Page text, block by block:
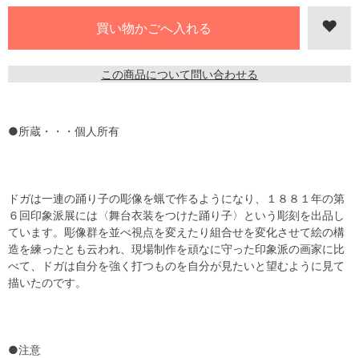
この商品について問い合わせる
●所蔵・・・個人所有
ドガは一連の踊り子の彫像を蝋で作るようになり、１８８１年の第
６回印象派展には〈舞台衣装をつけた踊り子〉という彫刻を出品し
ています。彫像群を並べ視点を変えたり組合せを変化させて絵の構
造を練ったとも云われ、現場制作を頑なに守った印象派の画家に比
べて、ドガは自分を強く打つものを自分が見たいと望むように見て
描いたのです。
●注意